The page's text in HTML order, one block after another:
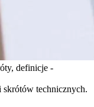
definicje -
skrótów technicznych.